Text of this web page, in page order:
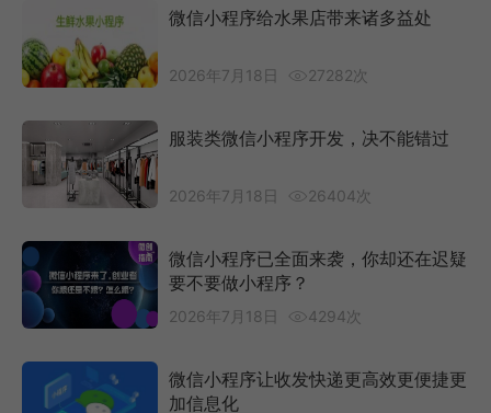
微信小程序给水果店带来诸多益处
2026年7月18日 27282次
服装类微信小程序开发，决不能错过
2026年7月18日 26404次
微信小程序已全面来袭，你却还在迟疑
要不要做小程序？
2026年7月18日 4294次
微信小程序让收发快递更高效更便捷更
加信息化